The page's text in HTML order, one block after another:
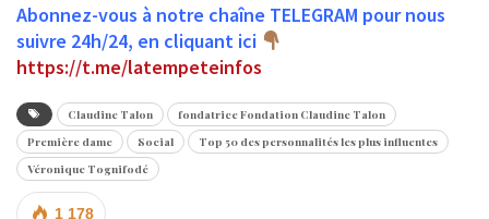
Abonnez-vous à notre chaîne TELEGRAM pour nous
suivre 24h/24, en cliquant ici
https://t.me/latempeteinfos
Claudine Talon
fondatrice Fondation Claudine Talon
Première dame
Social
Top 50 des personnalités les plus influentes
Véronique Tognifodé
1 178